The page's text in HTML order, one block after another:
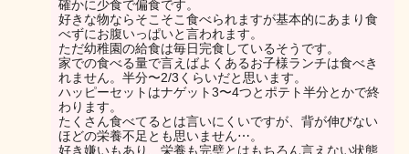
確かに少食で偏食です。
好きな物ならそこそこ食べられますが基本的にあまり食
べずにお腹いっぱいと言われます。
ただ幼稚園の給食は毎日完食しているそうです。
家での食べる量で言えばよくあるお子様ランチは食べき
れません。半分〜2/3くらいだと思います。
ハッピーセットはナゲット3〜4つとポテト半分とかで終
わります。
たくさん食べてるとは言いにくいですが、背が伸びない
ほどの栄養不足とも思いません⋯。
好き嫌いもあり、栄養も完璧とはもちろん言えない状態